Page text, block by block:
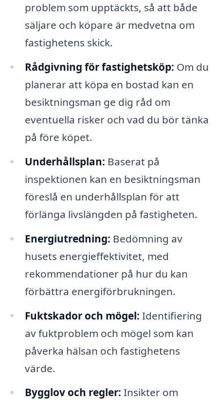
problem som upptäckts, så att både
säljare och köpare är medvetna om
fastighetens skick.
Rådgivning för fastighetsköp: Om du
planerar att köpa en bostad kan en
besiktningsman ge dig råd om
eventuella risker och vad du bör tänka
på före köpet.
Underhållsplan: Baserat på
inspektionen kan en besiktningsman
föreslå en underhållsplan för att
förlänga livslängden på fastigheten.
Energiutredning: Bedömning av
husets energieffektivitet, med
rekommendationer på hur du kan
förbättra energiförbrukningen.
Fuktskador och mögel: Identifiering
av fuktproblem och mögel som kan
påverka hälsan och fastighetens
värde.
Bygglov och regler: Insikter om